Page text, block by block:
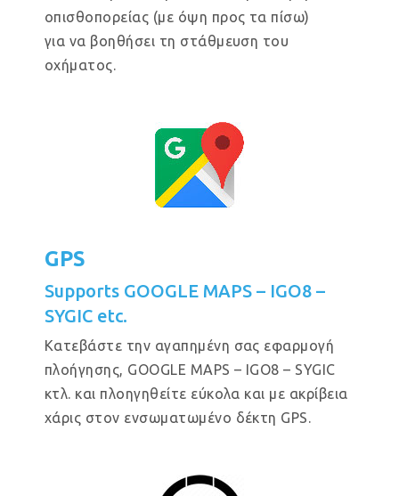
οπισθοπορείας (με όψη προς τα πίσω)
για να βοηθήσει τη στάθμευση του
οχήματος.
GPS
Supports GOOGLE MAPS – IGO8 –
SYGIC etc.
Κατεβάστε την αγαπημένη σας εφαρμογή
πλοήγησης, GOOGLE MAPS – IGO8 – SYGIC
κτλ. και πλοηγηθείτε εύκολα και με ακρίβεια
χάρις στον ενσωματωμένο δέκτη GPS.